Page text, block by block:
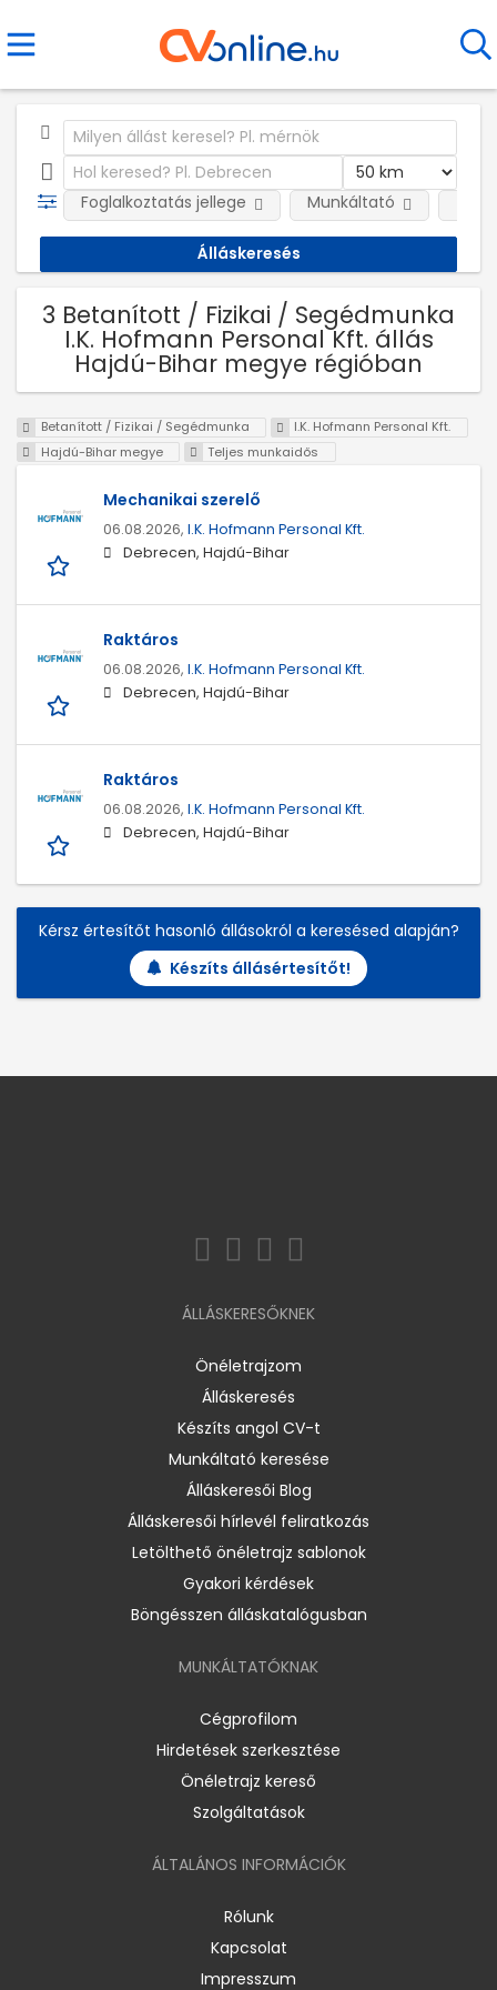
Foglalkoztatás jellege Munkáltató
3 Betanított / Fizikai / Segédmunka
I.K. Hofmann Personal Kft. állás
Hajdú-Bihar megye régióban
Betanított / Fizikai / Segédmunka
I.K. Hofmann Personal Kft.
Hajdú-Bihar megye
Teljes munkaidős
Mechanikai szerelő
06.08.2026, I.K. Hofmann Personal Kft.
Debrecen, Hajdú-Bihar
Raktáros
06.08.2026, I.K. Hofmann Personal Kft.
Debrecen, Hajdú-Bihar
Raktáros
06.08.2026, I.K. Hofmann Personal Kft.
Debrecen, Hajdú-Bihar
Kérsz értesítőt hasonló állásokról a keresésed alapján?
Készíts állásértesítőt!
ÁLLÁSKERESŐKNEK
Önéletrajzom
Álláskeresés
Készíts angol CV-t
Munkáltató keresése
Álláskeresői Blog
Álláskeresői hírlevél feliratkozás
Letölthető önéletrajz sablonok
Gyakori kérdések
Böngésszen álláskatalógusban
MUNKÁLTATÓKNAK
Cégprofilom
Hirdetések szerkesztése
Önéletrajz kereső
Szolgáltatások
ÁLTALÁNOS INFORMÁCIÓK
Rólunk
Kapcsolat
Impresszum